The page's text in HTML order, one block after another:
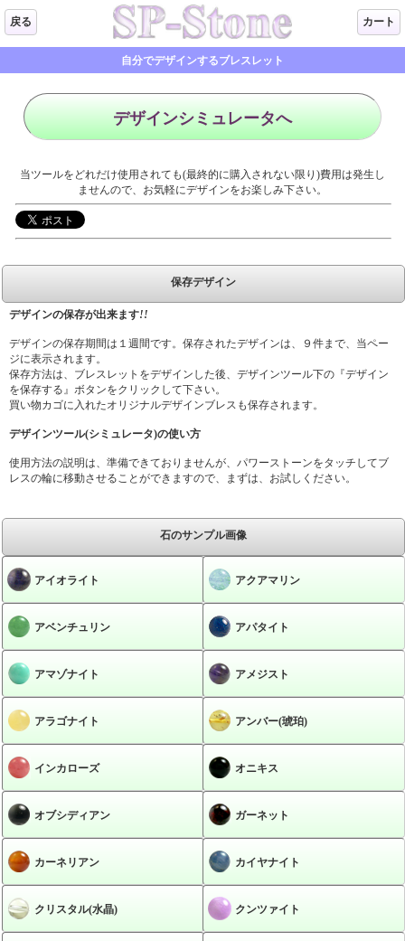
戻る カート
自分でデザインするブレスレット
デザインシミュレータへ
当ツールをどれだけ使用されても(最終的に購入されない限り)費用は発生し
ませんので、お気軽にデザインをお楽しみ下さい。
保存デザイン
デザインの保存が出来ます!!
デザインの保存期間は１週間です。保存されたデザインは、９件まで、当ペー
ジに表示されます。
保存方法は、ブレスレットをデザインした後、デザインツール下の『デザイン
を保存する』ボタンをクリックして下さい。
買い物カゴに入れたオリジナルデザインブレスも保存されます。
デザインツール(シミュレータ)の使い方
使用方法の説明は、準備できておりませんが、パワーストーンをタッチしてブ
レスの輪に移動させることができますので、まずは、お試しください。
石のサンプル画像
アイオライト アクアマリン
アベンチュリン アパタイト
アマゾナイト アメジスト
アラゴナイト アンバー(琥珀)
インカローズ オニキス
オブシディアン ガーネット
カーネリアン カイヤナイト
クリスタル(水晶) クンツァイト